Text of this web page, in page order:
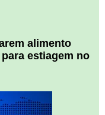
alimento
estiagem no